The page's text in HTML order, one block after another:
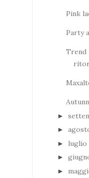
Pink
Party
Trend
►
►
► luglio
►
►